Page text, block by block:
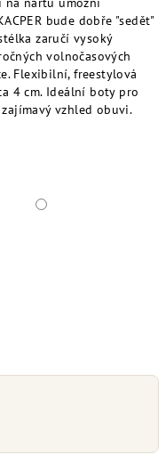
bude dobře "sedět"
zaručí vysoký
volnočasových
Flexibilní, freestylová
4 cm. Ideální boty pro
vzhled obuvi.